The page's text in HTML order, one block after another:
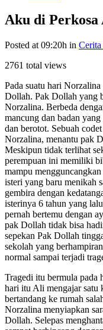
Aku di
Posted at 09:20h in Cerita
2761 total views
Pada suatu hari
Dollah. Pak Dollah yang
Norzalina. Berbeda
mancung dan badan
dan berotot. Sebuah
Norzalina, menantu pak
Meskipun tidak terlihat
perempuan ini memiliki
mampu
isteri yang baru menikah
gembira dengan
isterinya 6 tahun yang
pernah bertemu dengan
pak Dollah tidak bisa
sepekan Pak Dollah
sekolah yang
normal sampai terjadi
Tragedi itu bermula pada
hari itu Ali mengajar satu
bertandang ke rumah
Norzalina menyiapkan
Dollah. Selepas